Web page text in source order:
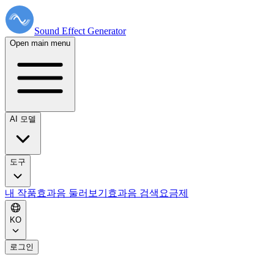
Sound Effect Generator
Open main menu
AI 모델
도구
내 작품효과음 둘러보기 효과음 검색 요금제
KO
로그인